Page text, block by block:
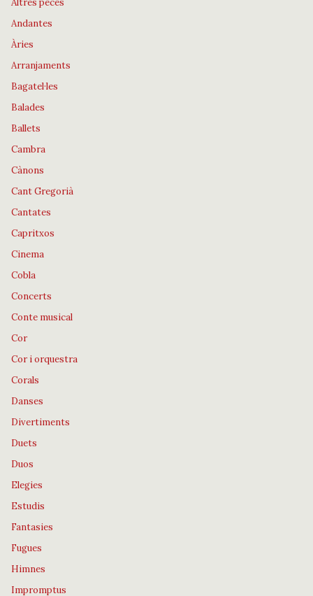
Altres peces
Andantes
Àries
Arranjaments
Bagatel·les
Balades
Ballets
Cambra
Cànons
Cant Gregorià
Cantates
Capritxos
Cinema
Cobla
Concerts
Conte musical
Cor
Cor i orquestra
Corals
Danses
Divertiments
Duets
Duos
Elegies
Estudis
Fantasies
Fugues
Himnes
Impromptus